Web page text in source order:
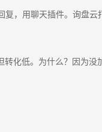
，用聊天插件。询盘
化低。为什么？因为